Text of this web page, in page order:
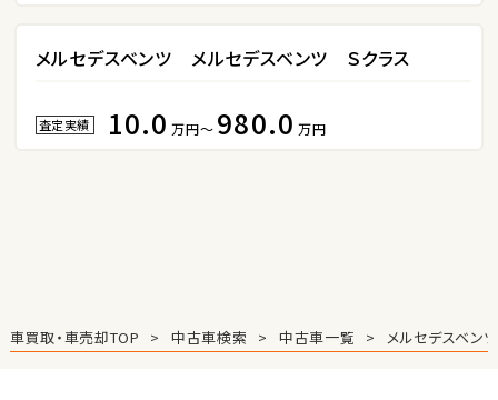
ミニバン・1ＢＯＸ
1位
アルファード
メルセデスベンツ メルセデスベンツ Ｓクラス
査定実績 10.0 万円～ 980.0 万円
車買取・車売却TOP 中古車検索 中古車一覧 メルセデスベンツ